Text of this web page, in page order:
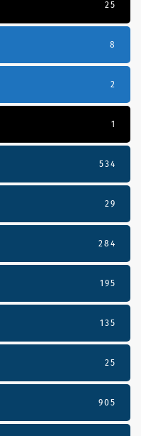
25
8
2
1
534
29
284
195
135
25
905